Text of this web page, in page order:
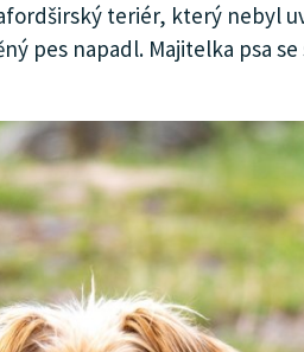
teriér, který nebyl
pes napadl. Majitelka psa